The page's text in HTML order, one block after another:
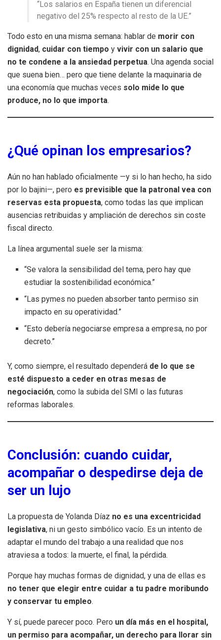
“Los salarios en España tienen un diferencial
negativo del 25% respecto al resto de la UE.”
Todo esto en una misma semana: hablar de morir con
dignidad, cuidar con tiempo y vivir con un salario que
no te condene a la ansiedad perpetua. Una agenda social
que suena bien… pero que tiene delante la maquinaria de
una economía que muchas veces solo mide lo que
produce, no lo que importa.
¿Qué opinan los empresarios?
Aún no han hablado oficialmente —y si lo han hecho, ha sido
por lo bajini—, pero es previsible que la patronal vea con
reservas esta propuesta, como todas las que implican
ausencias retribuidas y ampliación de derechos sin coste
fiscal directo.
La línea argumental suele ser la misma:
“Se valora la sensibilidad del tema, pero hay que
estudiar la sostenibilidad económica.”
“Las pymes no pueden absorber tanto permiso sin
impacto en su operatividad.”
“Esto debería negociarse empresa a empresa, no por
decreto.”
Y, como siempre, el resultado dependerá de lo que se
esté dispuesto a ceder en otras mesas de
negociación, como la subida del SMI o las futuras
reformas laborales.
Conclusión: cuando cuidar,
acompañar o despedirse deja de
ser un lujo
La propuesta de Yolanda Díaz no es una excentricidad
legislativa, ni un gesto simbólico vacío. Es un intento de
adaptar el mundo del trabajo a una realidad que nos
atraviesa a todos: la muerte, el final, la pérdida.
Porque hay muchas formas de dignidad, y una de ellas es
no tener que elegir entre cuidar a tu padre moribundo
y conservar tu empleo.
Y sí, puede parecer poco. Pero un día más en el hospital,
un permiso para acompañar, un derecho para llorar sin